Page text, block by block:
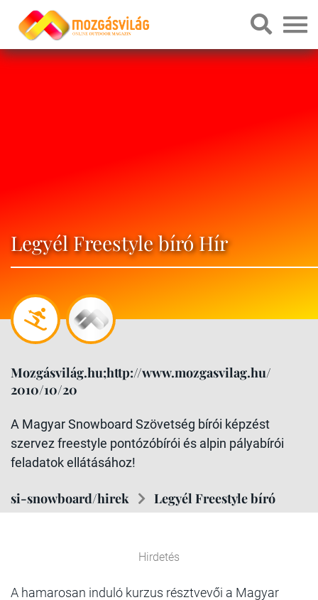
Legyél Freestyle bíró Hír
Mozgásvilág.hu;http://www.mozgasvilag.hu/
2010/10/20
A Magyar Snowboard Szövetség bírói képzést
szervez freestyle pontózóbírói és alpin pályabírói
feladatok ellátásához!
si-snowboard/hirek Legyél Freestyle bíró
Hirdetés
A hamarosan induló kurzus résztvevői a Magyar